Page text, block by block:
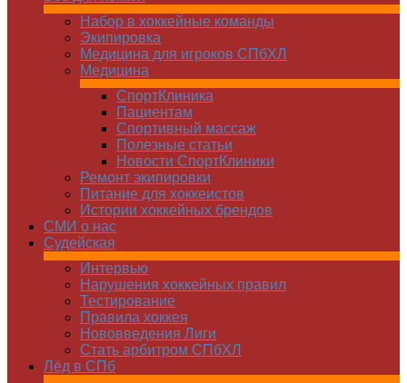
Набор в хоккейные команды
Экипировка
Медицина для игроков СПбХЛ
Медицина
СпортКлиника
Пациентам
Спортивный массаж
Полезные статьи
Новости СпортКлиники
Ремонт экипировки
Питание для хоккеистов
Истории хоккейных брендов
СМИ о нас
Судейская
Интервью
Нарушения хоккейных правил
Тестирование
Правила хоккея
Нововведения Лиги
Стать арбитром СПбХЛ
Лёд в СПб